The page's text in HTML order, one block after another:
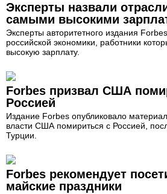
Эксперты назвали
самыми высокими
Эксперты авторитетного издания
российской экономики, работники
высокую зарплату.
Forbes призвал США
Россией
Издание Forbes опубликовало
власти США помириться с Россией,
Турции.
Forbes рекомендует
майские праздники